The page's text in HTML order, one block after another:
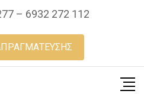
– 6932 272 112